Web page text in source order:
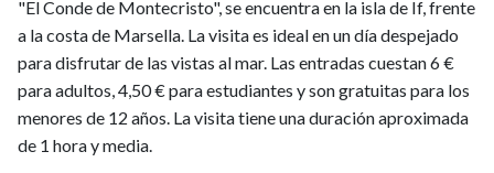
"El Conde de Montecristo", se encuentra en la isla de If, frente
a la costa de Marsella. La visita es ideal en un día despejado
para disfrutar de las vistas al mar. Las entradas cuestan 6 €
para adultos, 4,50 € para estudiantes y son gratuitas para los
menores de 12 años. La visita tiene una duración aproximada
de 1 hora y media.